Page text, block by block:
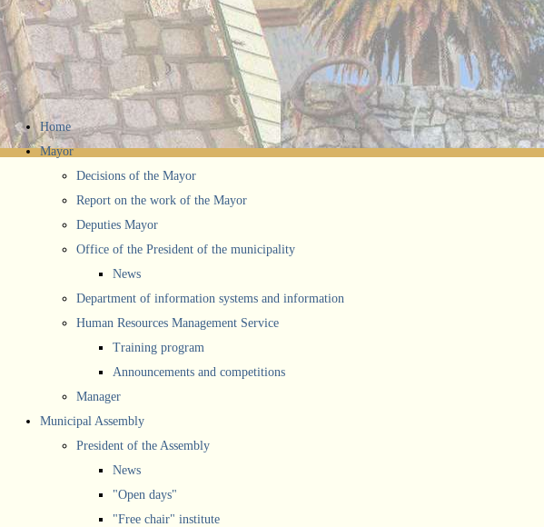
Home
Mayor
Decisions of the Mayor
Report on the work of the Mayor
Deputies Mayor
Office of the President of the municipality
News
Department of information systems and information
Human Resources Management Service
Training program
Announcements and competitions
Manager
Municipal Assembly
President of the Assembly
News
"Open days"
"Free chair" institute